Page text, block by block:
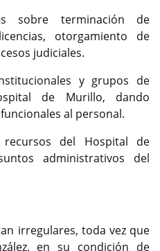
sobre terminación de
otorgamiento de
judiciales.
y grupos de
de Murillo, dando
al personal.
del Hospital de
administrativos del
irregulares, toda vez que
en su condición de